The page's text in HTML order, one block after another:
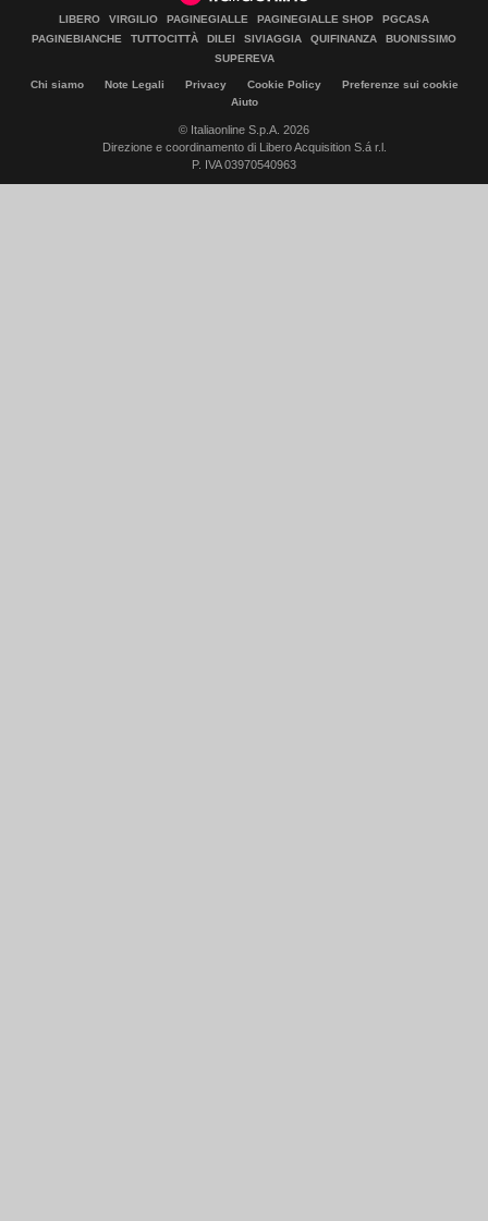
LIBERO VIRGILIO PAGINEGIALLE PAGINEGIALLE SHOP
PGCASA
PAGINEBIANCHE
TUTTOCITTÀ DILEI SIVIAGGIA QUIFINANZA
BUONISSIMO
SUPEREVA
Chi siamo Note Legali Privacy Cookie Policy
Preferenze sui cookie
Aiuto
© Italiaonline S.p.A. 2026
Direzione e coordinamento di Libero Acquisition S.á r.l.
P. IVA 03970540963